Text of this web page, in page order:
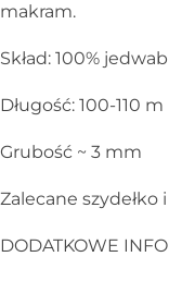
makram.
Skład: 100%
Długość: 100-110 m
Grubość ~ 3 mm
Zalecane szydełko
DODATKOWE
Galanteria